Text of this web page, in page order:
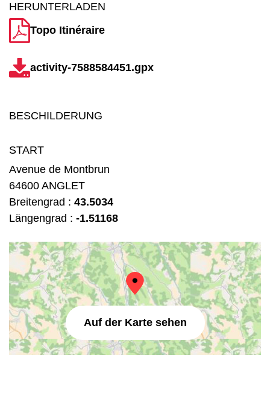
HERUNTERLADEN
Topo Itinéraire
activity-7588584451.gpx
BESCHILDERUNG
START
Avenue de Montbrun
64600 ANGLET
Breitengrad : 43.5034
Längengrad : -1.51168
Auf der Karte sehen